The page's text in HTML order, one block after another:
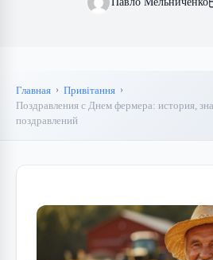
Главная
Привітання
Поздравления с Днем фермера: история,
поздравлений